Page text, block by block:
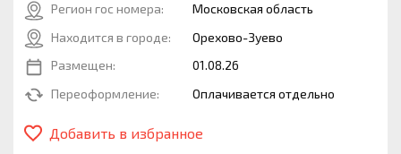
Регион гос номера:
Московская область
Находится в городе:
Орехово-Зуево
Размещен:
01.08.26
Переоформление:
Оплачивается отдельно
Добавить в избранное